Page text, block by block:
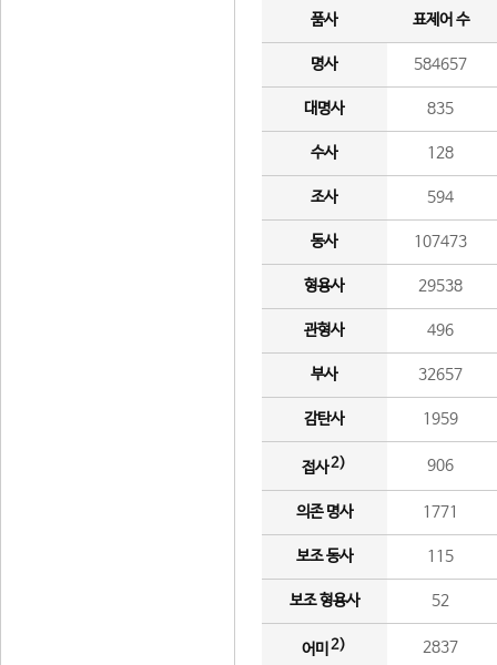
품사 표제어 수
명사 584657
대명사 835
수사 128
조사 594
동사 107473
형용사 29538
관형사 496
부사 32657
감탄사 1959
접사2) 906
의존 명사 1771
보조 동사 115
보조 형용사 52
어미 2) 2837